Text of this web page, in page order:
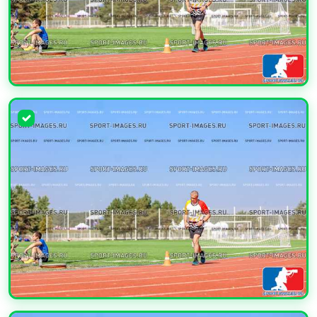
УВЕЛИЧИТЬ
УВЕЛИЧИТЬ